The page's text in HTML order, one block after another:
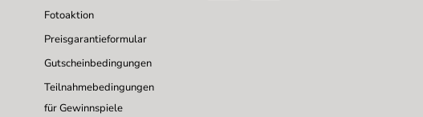
Fotoaktion
Preisgarantieformular
Gutscheinbedingungen
Teilnahmebedingungen
für Gewinnspiele